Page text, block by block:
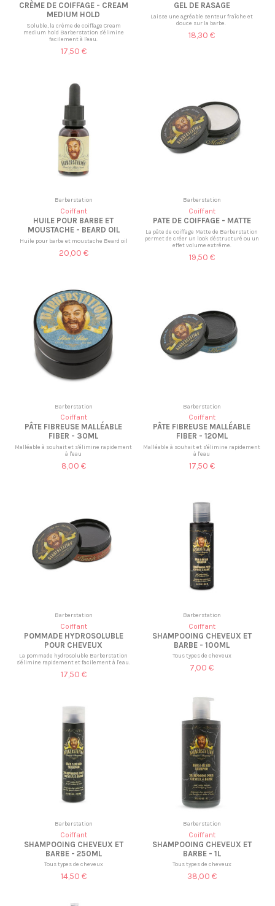
CRÈME DE COIFFAGE - CREAM
MEDIUM HOLD
Soluble, la crème de coiffage Cream
medium hold Barberstation s'élimine
facilement à l'eau.
17,50 €
GEL DE RASAGE
Laisse une agréable senteur fraîche et
douce sur la barbe.
18,30 €
Barberstation
Coiffant
HUILE POUR BARBE ET
MOUSTACHE - BEARD OIL
Huile pour barbe et moustache Beard oil
20,00 €
Barberstation
Coiffant
PATE DE COIFFAGE - MATTE
La pâte de coiffage Matte de Barberstation
permet de créer un look déstructuré ou un
effet volume extrême.
19,50 €
Barberstation
Coiffant
PÂTE FIBREUSE MALLÉABLE
FIBER - 30ML
Malléable à souhait et s'élimine rapidement
à l'eau
8,00 €
Barberstation
Coiffant
PÂTE FIBREUSE MALLÉABLE
FIBER - 120ML
Malléable à souhait et s'élimine rapidement
à l'eau
17,50 €
Barberstation
Coiffant
POMMADE HYDROSOLUBLE
POUR CHEVEUX
La pommade hydrosoluble Barberstation
s'élimine rapidement et facilement à l'eau.
17,50 €
Barberstation
Coiffant
SHAMPOOING CHEVEUX ET
BARBE - 100ML
Tous types de cheveux
7,00 €
Barberstation
Coiffant
SHAMPOOING CHEVEUX ET
BARBE - 250ML
Tous types de cheveux
14,50 €
Barberstation
Coiffant
SHAMPOOING CHEVEUX ET
BARBE - 1L
Tous types de cheveux
38,00 €